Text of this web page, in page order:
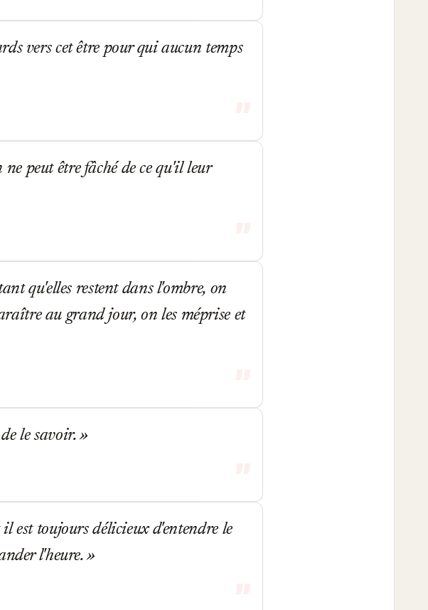
vers cet être pour qui aucun temps
peut être fâché de ce qu'il leur
qu'elles restent dans l'ombre, on
au grand jour, on les méprise et
le savoir.
est toujours délicieux d'entendre le
l'heure.